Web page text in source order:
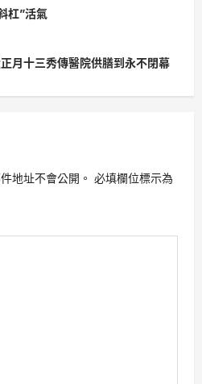
杠”活氣
月十三秀傳醫院供膳到永不閉幕
地址不會公開。 必填欄位標示為